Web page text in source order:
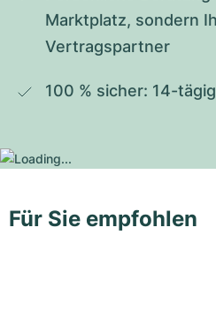
Marktplatz, sondern
Vertragspartner
100 % sicher: 14-
Für Sie empfohlen